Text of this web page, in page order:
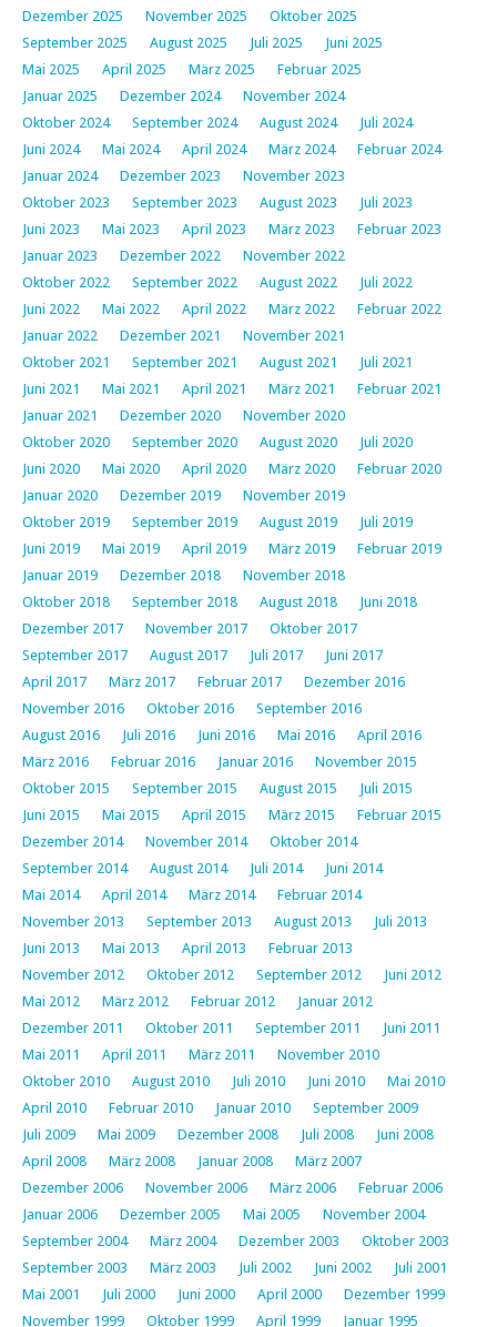
Dezember 2025
November 2025
Oktober 2025
September 2025
August 2025 Juli 2025
Juni 2025
Mai 2025
April 2025 März 2025
Februar 2025
Januar 2025
Dezember 2024
November 2024
Oktober 2024
September 2024 August 2024
Juli 2024
Juni 2024
Mai 2024 April 2024 März 2024
Februar 2024
Januar 2024
Dezember 2023
November 2023
Oktober 2023
September 2023 August 2023
Juli 2023
Juni 2023
Mai 2023 April 2023 März 2023
Februar 2023
Januar 2023
Dezember 2022
November 2022
Oktober 2022
September 2022 August 2022
Juli 2022
Juni 2022
Mai 2022 April 2022 März 2022
Februar 2022
Januar 2022
Dezember 2021
November 2021
Oktober 2021
September 2021 August 2021
Juli 2021
Juni 2021
Mai 2021 April 2021 März 2021
Februar 2021
Januar 2021
Dezember 2020
November 2020
Oktober 2020
September 2020 August 2020
Juli 2020
Juni 2020
Mai 2020 April 2020 März 2020
Februar 2020
Januar 2020
Dezember 2019
November 2019
Oktober 2019
September 2019 August 2019
Juli 2019
Juni 2019
Mai 2019 April 2019 März 2019
Februar 2019
Januar 2019
Dezember 2018
November 2018
Oktober 2018
September 2018 August 2018
Juni 2018
Dezember 2017
November 2017
Oktober 2017
September 2017
August 2017 Juli 2017
Juni 2017
April 2017
März 2017 Februar 2017
Dezember 2016
November 2016
Oktober 2016
September 2016
August 2016
Juli 2016 Juni 2016 Mai 2016
April 2016
März 2016
Februar 2016 Januar 2016
November 2015
Oktober 2015
September 2015 August 2015
Juli 2015
Juni 2015
Mai 2015 April 2015 März 2015
Februar 2015
Dezember 2014
November 2014
Oktober 2014
September 2014
August 2014 Juli 2014
Juni 2014
Mai 2014
April 2014 März 2014
Februar 2014
November 2013
September 2013 August 2013
Juli 2013
Juni 2013
Mai 2013 April 2013
Februar 2013
November 2012
Oktober 2012 September 2012
Juni 2012
Mai 2012
März 2012 Februar 2012
Januar 2012
Dezember 2011
Oktober 2011 September 2011
Juni 2011
Mai 2011
April 2011 März 2011
November 2010
Oktober 2010
August 2010 Juli 2010 Juni 2010
Mai 2010
April 2010
Februar 2010 Januar 2010
September 2009
Juli 2009
Mai 2009 Dezember 2008 Juli 2008
Juni 2008
April 2008
März 2008 Januar 2008
März 2007
Dezember 2006
November 2006 März 2006
Februar 2006
Januar 2006
Dezember 2005 Mai 2005
November 2004
September 2004
März 2004 Dezember 2003
Oktober 2003
September 2003
März 2003 Juli 2002 Juni 2002
Juli 2001
Mai 2001
Juli 2000 Juni 2000 April 2000
Dezember 1999
November 1999
Oktober 1999 April 1999 Januar 1995